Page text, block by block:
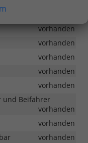
vorhanden
vorhanden
vorhanden
vorhanden
vorhanden
und Beifahrer
vorhanden
vorhanden
vorhanden